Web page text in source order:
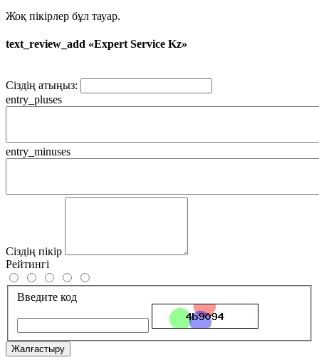
Жоқ пікірлер бұл тауар.
text_review_add «Expert Service Kz»
Сіздің атыңыз:
entry_pluses
entry_minuses
Сіздің пікір
Рейтингі
Введите код
Жалғастыру